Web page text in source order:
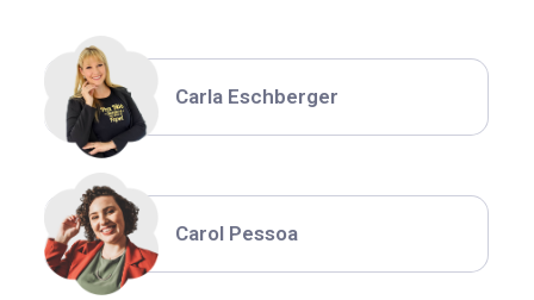
Carla Eschberger
Carol Pessoa